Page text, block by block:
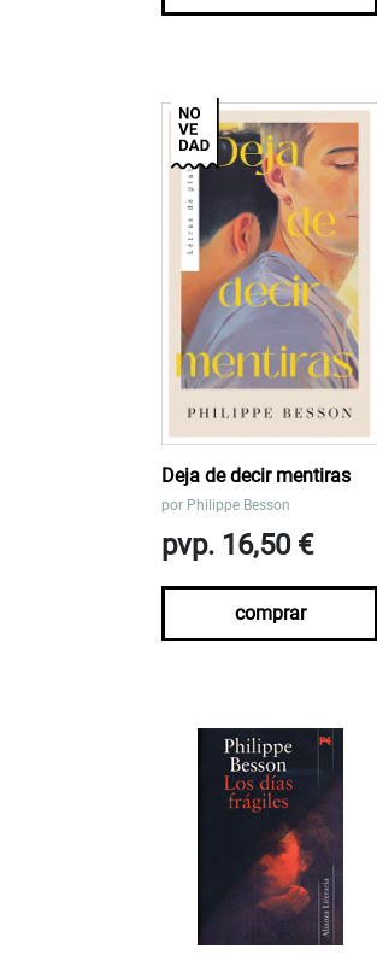
Deja de decir mentiras
por Philippe Besson
pvp. 16,50 €
comprar